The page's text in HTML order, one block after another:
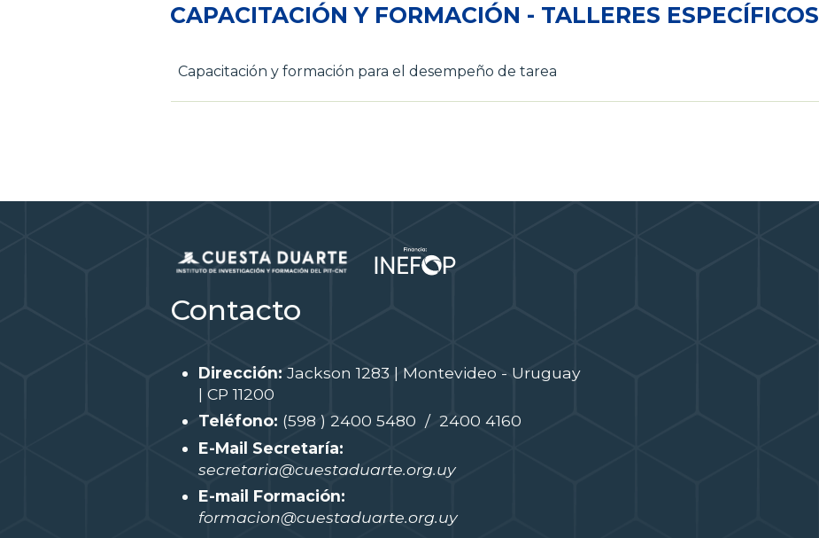
CAPACITACIÓN Y FORMACIÓN - TALLERES ESPECÍFICOS
Capacitación y formación para el desempeño de tarea
Contacto
Dirección: Jackson 1283 | Montevideo - Uruguay
| CP 11200
Teléfono: (598 ) 2400 5480 / 2400 4160
E-Mail Secretaría:
secretaria@cuestaduarte.org.uy
E-mail Formación:
formacion@cuestaduarte.org.uy